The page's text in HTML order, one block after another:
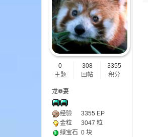
0
主题
308
回帖
3355
积分
龙❁妻
经验 3355 EP
金粒
3047 粒
绿宝石 0 块